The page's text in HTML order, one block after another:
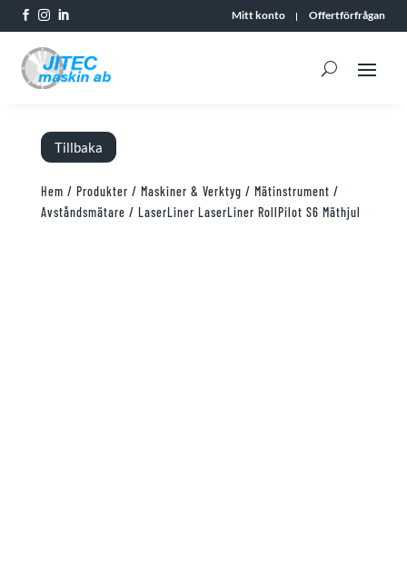
   Mitt konto Offertförfrågan
Tillbaka
Hem / Produkter / Maskiner & Verktyg / Mätinstrument /
Avståndsmätare / LaserLiner LaserLiner RollPilot S6 Mäthjul